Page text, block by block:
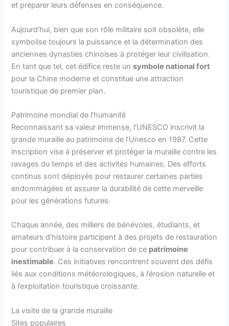
et préparer leurs défenses en conséquence.
Aujourd’hui, bien que son rôle militaire soit obsolète, elle
symbolise toujours la puissance et la détermination des
anciennes dynasties chinoises à protéger leur civilisation.
En tant que tel, cet édifice reste unsymbole national fort
pour la Chine moderne et constitue une attraction
touristique de premier plan.
Patrimoine mondial de l’humanité
Reconnaissant sa valeur immense, l’UNESCO inscrivit la
grande muraille au patrimoine de l’Unesco en 1987. Cette
inscription vise à préserver et protéger la muraille contre les
ravages du temps et des activités humaines. Des efforts
continus sont déployés pour restaurer certaines parties
endommagées et assurer la durabilité de cette merveille
pour les générations futures.
Chaque année, des milliers de bénévoles, étudiants, et
amateurs d’histoire participent à des projets de restauration
pour contribuer à la conservation de ce patrimoine
inestimable. Ces initiatives rencontrent souvent des défis
liés aux conditions météorologiques, à l’érosion naturelle et
à l’exploitation touristique croissante.
La visite de la grande muraille
Sites populaires